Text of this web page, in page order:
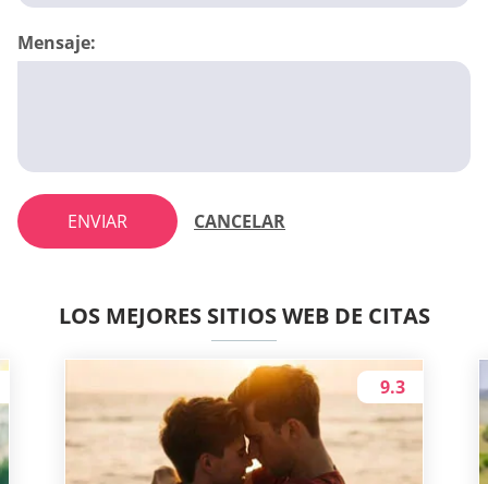
Mensaje:
ENVIAR CANCELAR
LOS MEJORES SITIOS WEB DE CITAS
9.3